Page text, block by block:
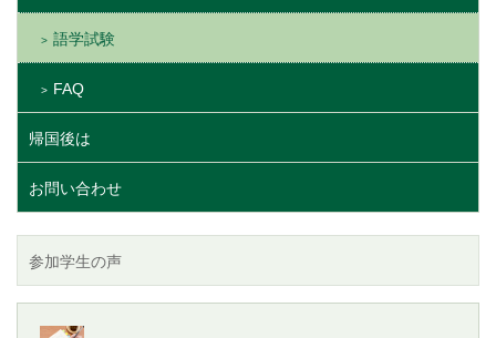
語学試験
FAQ
帰国後は
お問い合わせ
参加学生の声